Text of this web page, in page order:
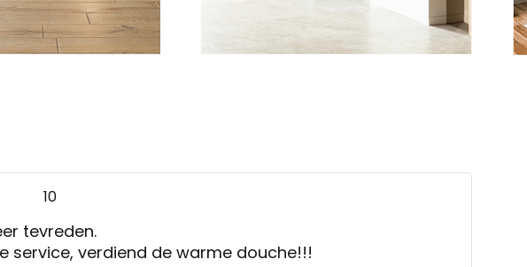
10
tevreden.
service, verdiend de warme douche!!!